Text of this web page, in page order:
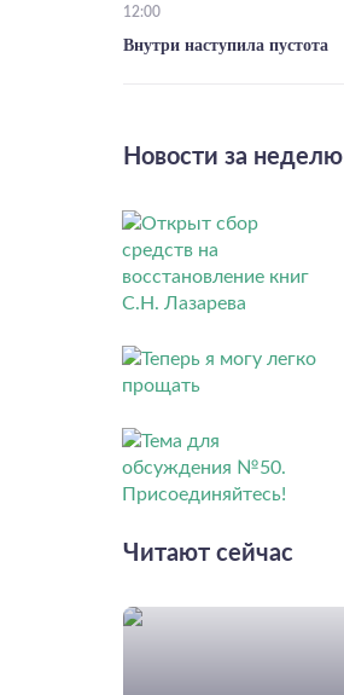
12:00
Внутри наступила пустота
Новости за неделю
Читают сейчас